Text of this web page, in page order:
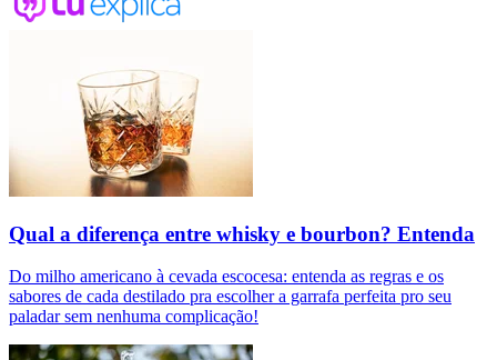
Qual a diferença entre whisky e bourbon? Entenda
Do milho americano à cevada escocesa: entenda as regras e os
sabores de cada destilado pra escolher a garrafa perfeita pro seu
paladar sem nenhuma complicação!